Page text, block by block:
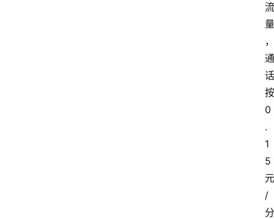
流
量
，
通
话
按
0
.
1
5
元
/
分